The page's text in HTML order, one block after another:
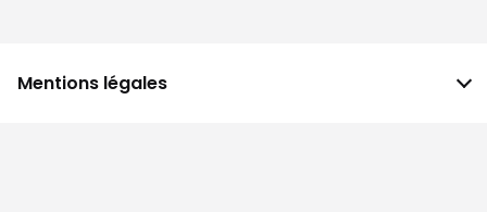
Mentions légales